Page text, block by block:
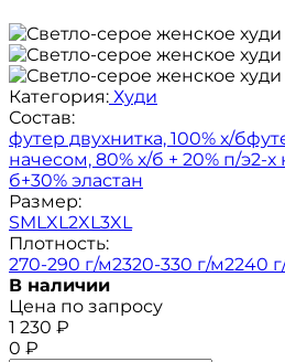
Категория: Худи
Состав:
футер двухнитка, 100% х/б
начесом, 80% х/б + 20% п/э2-х
б+30% эластан
Размер:
SMLXL2XL3XL
Плотность:
270-290 г/м2320-330 г/м2240
В наличии
Цена по запросу
1 230 ₽
0 ₽